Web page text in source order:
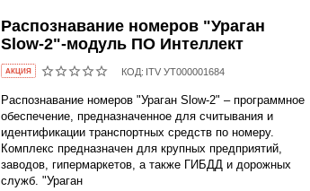
Распознавание номеров "Ураган
Slow-2"-модуль ПО Интеллект
AКЦИЯ КОД: ITV УТ000001684
Распознавание номеров "Ураган Slow-2" – программное
обеспечение, предназначенное для считывания и
идентификации транспортных средств по номеру.
Комплекс предназначен для крупных предприятий,
заводов, гипермаркетов, а также ГИБДД и дорожных
служб. "Ураган